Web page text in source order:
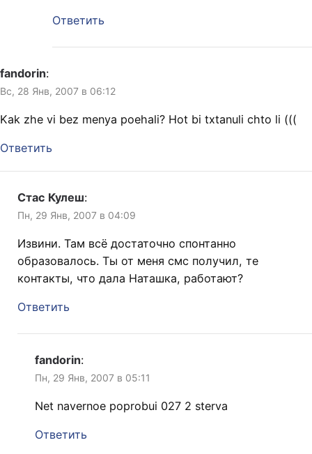
Ответить
fandorin:
Вс, 28 Янв, 2007 в 06:12
Kak zhe vi bez menya poehali? Hot bi txtanuli chto li (((
Ответить
Стас Кулеш:
Пн, 29 Янв, 2007 в 04:09
Извини. Там всё достаточно спонтанно
образовалось. Ты от меня смс получил, те
контакты, что дала Наташка, работают?
Ответить
fandorin:
Пн, 29 Янв, 2007 в 05:11
Net navernoe poprobui 027 2 sterva
Ответить